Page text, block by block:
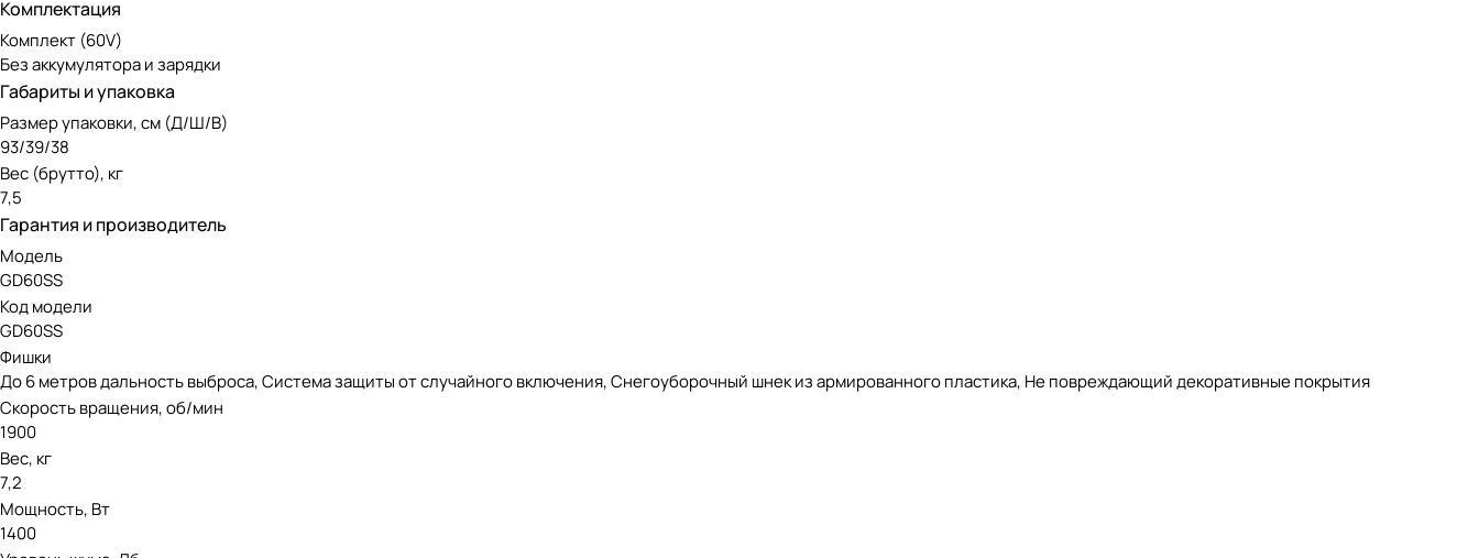
Инструмент оснащен передовым бесщеточным двигателем. Такой двигатель меньше подвержен износу, имеет более продолжительный срок службы и не
нуждается в сложном обслуживании, при этом экологичен и отличается пониженным уровнем шума и вибрации.
Аккумуляторная линейка Greenworks 60V
Модель работает от аккумуляторов 60V, совместимых с другими устройствами Greenworks 60V. Полупрофессиональная серия садовой техники и
инструментов 60V отличается высокой мощностью и подойдет для решения как повседневных, так и более сложных задач.
Комплектация
Комплект (60V)
Без аккумулятора и зарядки
Габариты и упаковка
Размер упаковки, см (Д/Ш/В)
93/39/38
Вес (брутто), кг
7,5
Гарантия и производитель
Модель
GD60SS
Код модели
GD60SS
Фишки
До 6 метров дальность выброса, Система защиты от случайного включения, Снегоуборочный шнек из армированного пластика, Не повреждающий декоративные покрытия
Скорость вращения, об/мин
1900
Вес, кг
7,2
Мощность, Вт
1400